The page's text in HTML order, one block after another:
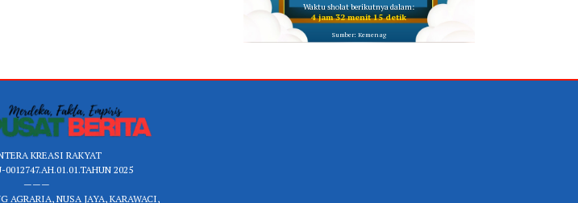
Waktu sholat berikutnya dalam:
4 jam 32 menit 14 detik
Sumber: Kemenag
KREASI RAKYAT
2025
———
AGRARIA, NUSA JAYA, KARAWACI,